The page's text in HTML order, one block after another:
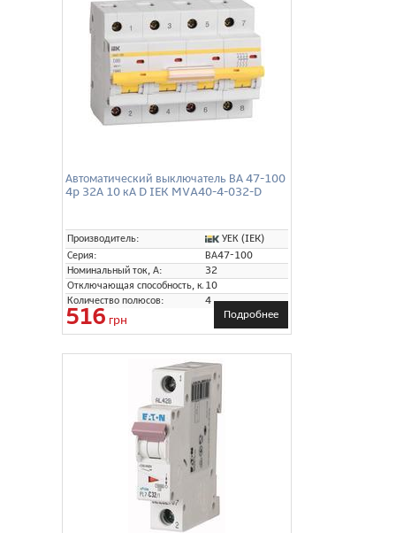
Автоматический выключатель ВА 47-100
4p 32А 10 кА D IEK MVA40-4-032-D
Производитель:
УЕК (IEK)
Серия:
ВА47-100
Номинальный ток, А:
32
Отключающая способность, кА:10
Количество полюсов:
4
516 грн Подробнее